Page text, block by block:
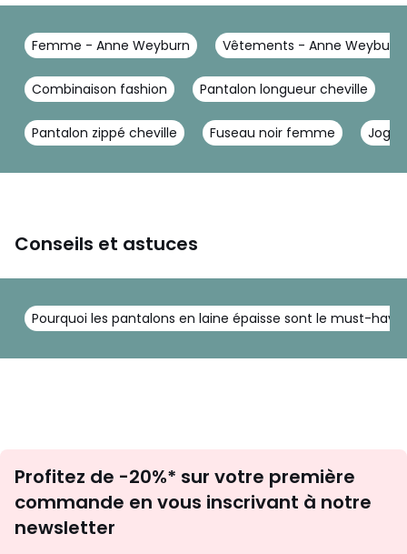
Femme - Anne Weyburn Vêtements - Anne Weyburn
Combinaison fashion Pantalon longueur cheville
Pantalon zippé cheville Fuseau noir femme
Conseils et astuces
Pourquoi les pantalons en laine épaisse sont le must-
newsletter
Profitez de -20%* sur votre première
commande en vous inscrivant à notre
newsletter